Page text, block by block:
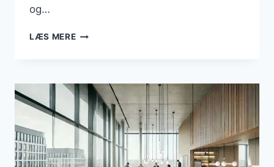
og…
LÆS MEREER
AT
BLIVE
OVERTAGET
AF
“BUSINESS”
I
DET